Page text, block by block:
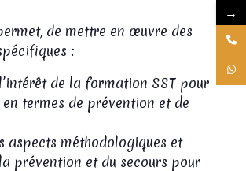
de mettre en œuvre des
:
de la formation SST pour
termes de prévention et de
aspects méthodologiques et
prévention et du secours pour
→